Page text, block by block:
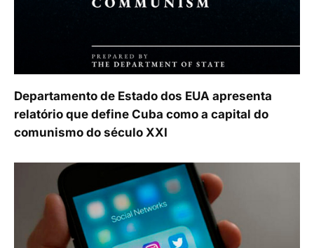
Departamento de Estado dos EUA apresenta
relatório que define Cuba como a capital do
comunismo do século XXI